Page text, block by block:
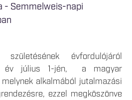
- Semmelweis-napi
évfordulójáról
év július 1-jén, a magyar
alkalmából jutalmazási
ezzel megköszönve